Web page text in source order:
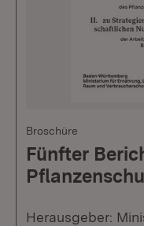
Broschüre
Fünfter
Herausgeber: